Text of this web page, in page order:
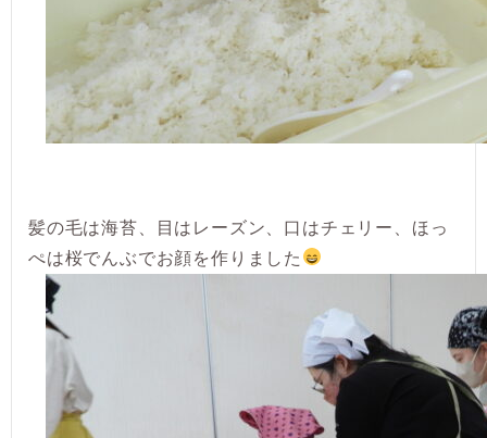
髪の毛は海苔、目はレーズン、口はチェリー、ほっ
ぺは桜でんぶでお顔を作りました